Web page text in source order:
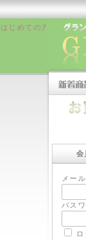
はじめての方へ |販売
会
メー
パス